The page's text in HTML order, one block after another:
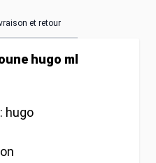
et retour
hugo ml
hugo